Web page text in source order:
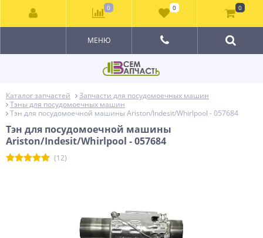
МЕНЮ
Каталог запчастей
Запчасти для посудомоечных машин
Тэны для посудомоечных машин
Тэн для посудомоечной машины Ariston/Indesit/Whirlpool - 057684
Тэн для посудомоечной машины
Ariston/Indesit/Whirlpool - 057684
(12)
0 0 0